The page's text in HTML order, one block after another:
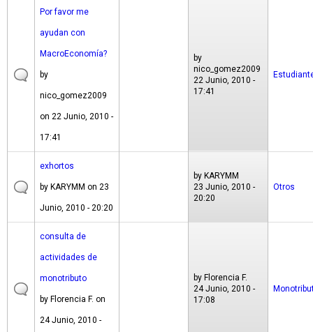
Por favor me
ayudan con
MacroEconomía?
by
nico_gomez2009
on 22 Junio, 2010 -
17:41
by
nico_gomez2009
22 Junio, 2010 -
17:41
exhortos
by KARYMM on 23
Junio, 2010 - 20:20
by KARYMM
23 Junio, 2010 -
20:20
Otros
consulta de
actividades de
monotributo
by Florencia F. on
24 Junio, 2010 -
by Florencia F.
24 Junio, 2010 -
17:08